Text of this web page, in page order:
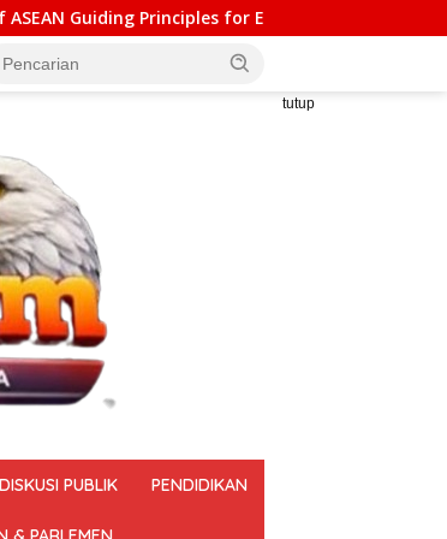
Effective Social Forestry Legal Framework (AGP)
tutup
PUBLIK PENDIDIKAN